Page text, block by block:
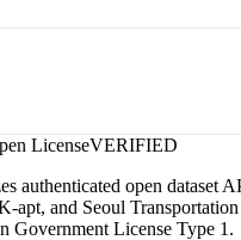
LicenseVERIFIED
authenticated open dataset
and Seoul Transportation
Government License Type 1.